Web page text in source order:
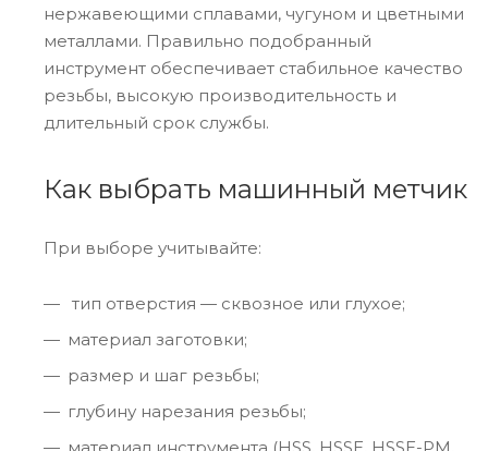
нержавеющими сплавами, чугуном и цветными
металлами. Правильно подобранный
инструмент обеспечивает стабильное качество
резьбы, высокую производительность и
длительный срок службы.
Как выбрать машинный метчик
При выборе учитывайте:
тип отверстия — сквозное или глухое;
материал заготовки;
размер и шаг резьбы;
глубину нарезания резьбы;